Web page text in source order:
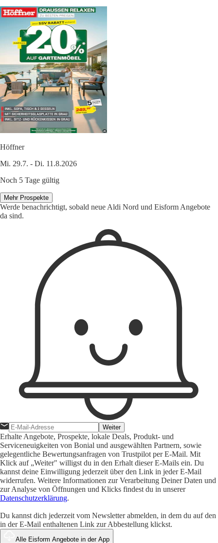
Höffner
Mi. 29.7. - Di. 11.8.2026
Noch 5 Tage gültig
Mehr Prospekte
Werde benachrichtigt, sobald neue Aldi Nord und Eisform Angebote
da sind.
Weiter
Erhalte Angebote, Prospekte, lokale Deals, Produkt- und
Serviceneuigkeiten von Bonial und ausgewählten Partnern, sowie
gelegentliche Bewertungsanfragen von Trustpilot per E-Mail. Mit
Klick auf „Weiter" willigst du in den Erhalt dieser E-Mails ein. Du
kannst deine Einwilligung jederzeit über den Link in jeder E-Mail
widerrufen. Weitere Informationen zur Verarbeitung Deiner Daten und
zur Analyse von Öffnungen und Klicks findest du in unserer
Datenschutzerklärung.
Du kannst dich jederzeit vom Newsletter abmelden, in dem du auf den
in der E-Mail enthaltenen Link zur Abbestellung klickst.
Alle Eisform Angebote in der App